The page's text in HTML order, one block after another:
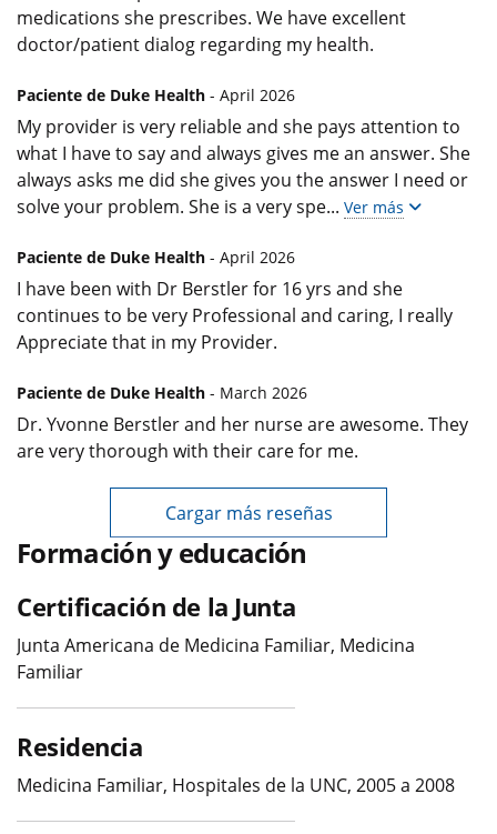
medications she prescribes. We have excellent
doctor/patient dialog regarding my health.
Paciente de Duke Health - April 2026
My provider is very reliable and she pays attention to
what I have to say and always gives me an answer. She
always asks me did she gives you the answer I need or
solve your problem. She is a very spe... Ver más
Paciente de Duke Health - April 2026
I have been with Dr Berstler for 16 yrs and she
continues to be very Professional and caring, I really
Appreciate that in my Provider.
Paciente de Duke Health - March 2026
Dr. Yvonne Berstler and her nurse are awesome. They
are very thorough with their care for me.
Cargar más reseñas
Formación y educación
Certificación de la Junta
Junta Americana de Medicina Familiar, Medicina
Familiar
Residencia
Medicina Familiar, Hospitales de la UNC, 2005 a 2008